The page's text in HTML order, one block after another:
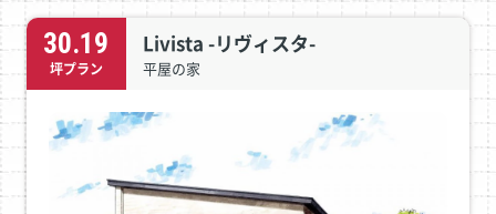
30.19
坪プラン
Livista -リヴィスタ-
平屋の家